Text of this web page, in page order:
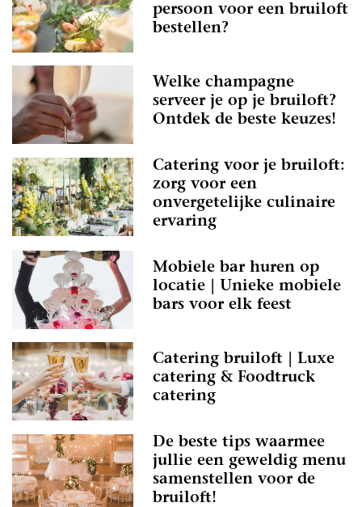
persoon voor een bruiloft
bestellen?
Welke champagne
serveer je op je bruiloft?
Ontdek de beste keuzes!
Catering voor je bruiloft:
zorg voor een
onvergetelijke culinaire
ervaring
Mobiele bar huren op
locatie | Unieke mobiele
bars voor elk feest
Catering bruiloft | Luxe
catering & Foodtruck
catering
De beste tips waarmee
jullie een geweldig menu
samenstellen voor de
bruiloft!